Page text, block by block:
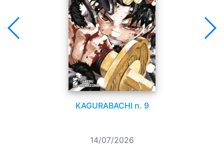
KAGURABACHI n. 9
14/07/2026